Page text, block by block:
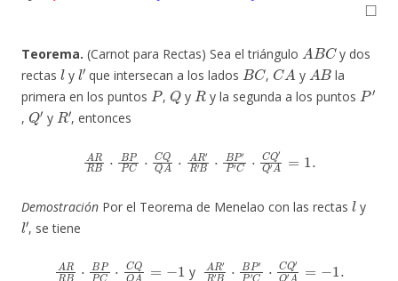
Teorema. (Carnot para Rectas) Sea el triángulo
A BC
y dos
rectas
l
y
l′
que intersecan a los lados
BC
,
CA
y
AB
la
primera en los puntos
P
,
Q
y
R
y la segunda a los puntos
P′
,
Q′
y
R′
, entonces
ARR ⋅BP C⋅C QA⋅ R′R′ BP′
Demostración Por el Teorema de Menelao con las rectas
l
y
l′
, se tiene
ARR ⋅BP C⋅C
y
AR′ B⋅B P′C⋅